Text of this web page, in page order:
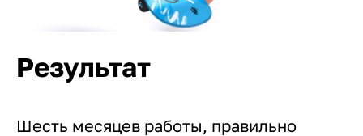
Результат
Шесть месяцев работы, правильно